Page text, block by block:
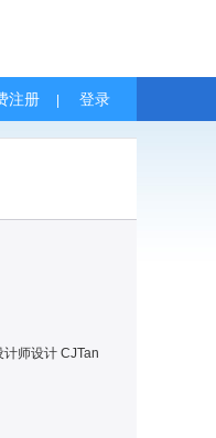
注册 登录
计师设计 CJTan